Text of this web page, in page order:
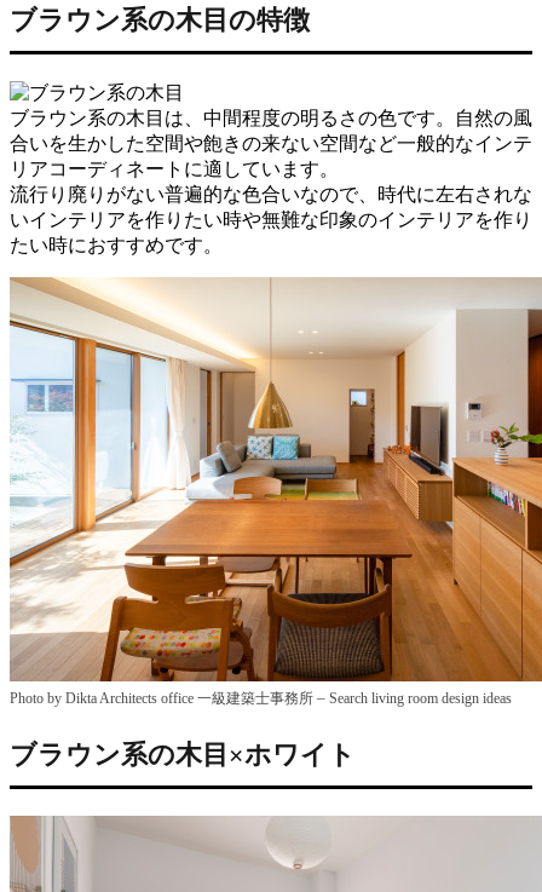
ブラウン系の木目の特徴
ブラウン系の木目は、中間程度の明るさの色です。自然の風
合いを生かした空間や飽きの来ない空間など一般的なインテ
リアコーディネートに適しています。
流行り廃りがない普遍的な色合いなので、時代に左右されな
いインテリアを作りたい時や無難な印象のインテリアを作り
たい時におすすめです。
Photo by Dikta Architects office 一級建築士事務所 – Search living room design ideas
ブラウン系の木目×ホワイト